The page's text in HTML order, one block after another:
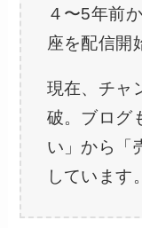
４〜5年前
座を配信開
現在、チャ
破。ブログ
い」から「
しています。